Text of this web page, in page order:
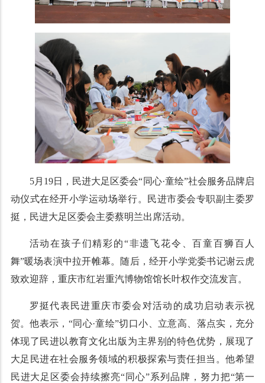
5月19日，民进大足区委会“同心·童绘”社会服务品牌启
动仪式在经开小学运动场举行。民进市委会专职副主委罗
挺，民进大足区委会主委蔡明兰出席活动。
活动在孩子们精彩的“非遗飞花令、百童百狮百人
舞”暖场表演中拉开帷幕。随后，经开小学党委书记谢云虎
致欢迎辞，重庆市红岩重汽博物馆馆长叶权作交流发言。
罗挺代表民进重庆市委会对活动的成功启动表示祝
贺。他表示，“同心·童绘”切口小、立意高、落点实，充分
体现了民进以教育文化出版为主界别的特色优势，展现了
大足民进在社会服务领域的积极探索与责任担当。他希望
民进大足区委会持续擦亮“同心”系列品牌，努力把“第一